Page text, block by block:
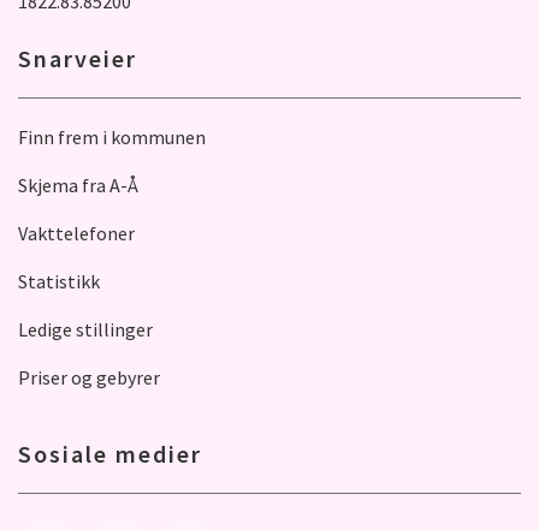
Snarveier
Finn frem i kommunen
Skjema fra A-Å
Vakttelefoner
Statistikk
Ledige stillinger
Priser og gebyrer
Sosiale medier